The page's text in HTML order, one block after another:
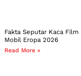
Fakta Seputar Kaca Film
Mobil Eropa 2026
Read More »